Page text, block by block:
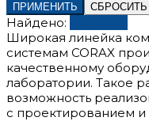
ПРИМЕНИТЬ
Найдено:
Широкая линейка
системам CORAX
качественному
лаборатории. Такое
возможность
с проектированием